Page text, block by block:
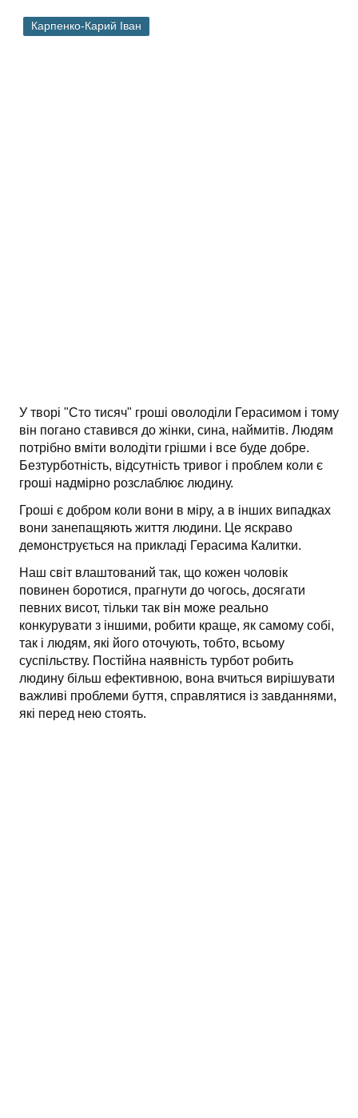
Зарубіжні письменники
Карпенко-Карий Іван
У творі "Сто тисяч" гроші оволоділи Герасимом і тому
він погано ставився до жінки, сина, наймитів. Людям
потрібно вміти володіти грішми і все буде добре.
Безтурботність, відсутність тривог і проблем коли є
гроші надмірно розслаблює людину.
Гроші є добром коли вони в міру, а в інших випадках
вони занепащяють життя людини. Це яскраво
демонструється на прикладі Герасима Калитки.
Наш світ влаштований так, що кожен чоловік
повинен боротися, прагнути до чогось, досягати
певних висот, тільки так він може реально
конкурувати з іншими, робити краще, як самому собі,
так і людям, які його оточують, тобто, всьому
суспільству. Постійна наявність турбот робить
людину більш ефективною, вона вчиться вирішувати
важливі проблеми буття, справлятися із завданнями,
які перед нею стоять.